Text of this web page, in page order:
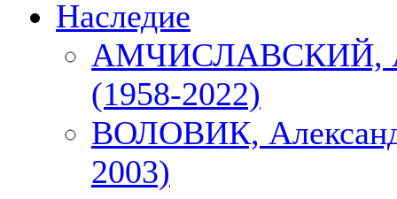
Наследие
АМЧИСЛАВСКИЙ,
(1958-2022)
ВОЛОВИК,
2003)